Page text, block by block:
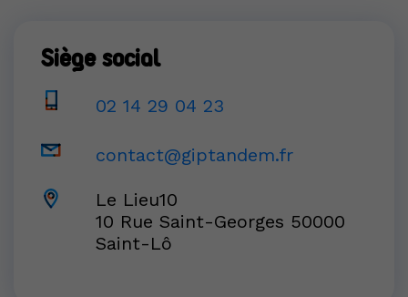
Siège social
02 14 29 04 23
contact@giptandem.fr
Le Lieu10
10 Rue Saint-Georges 50000
Saint-Lô